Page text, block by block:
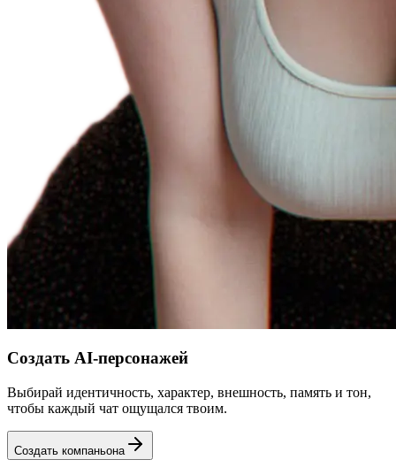
Создать AI-персонажей
Выбирай идентичность, характер, внешность, память и тон,
чтобы каждый чат ощущался твоим.
Создать компаньона